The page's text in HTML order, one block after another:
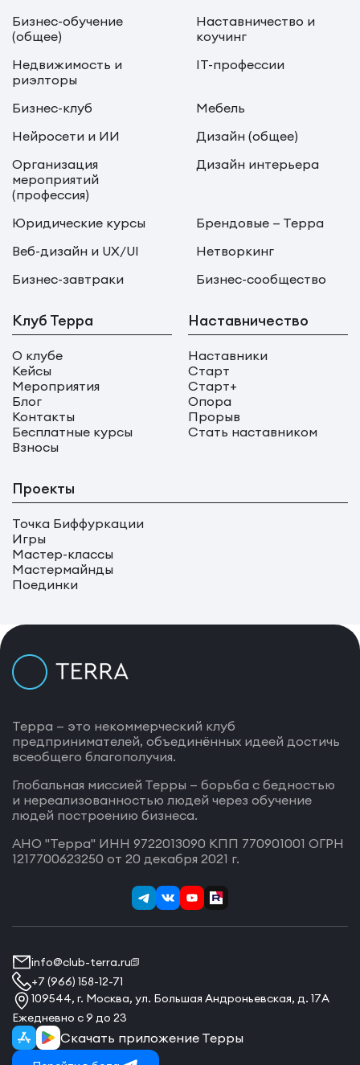
Бизнес-обучение
(общее)
Наставничество и
коучинг
Недвижимость и
риэлторы
IT-профессии
Бизнес-клуб
Мебель
Нейросети и ИИ
Дизайн (общее)
Организация
мероприятий
(профессия)
Дизайн интерьера
Юридические курсы
Брендовые — Терра
Веб-дизайн и UX/UI
Нетворкинг
Бизнес-завтраки
Бизнес-сообщество
Клуб Терра
О клубе
Кейсы
Мероприятия
Блог
Контакты
Бесплатные курсы
Взносы
Наставничество
Наставники
Старт
Старт+
Опора
Прорыв
Стать наставником
Проекты
Точка Биффуркации
Игры
Мастер-классы
Мастермайнды
Поединки
Терра — это некоммерческий клуб
предпринимателей, объединённых идеей достичь
всеобщего благополучия.
Глобальная миссией Терры — борьба с бедностью
и нереализованностью людей через обучение
людей построению бизнеса.
АНО "Терра" ИНН 9722013090 КПП 770901001 ОГРН
1217700623250 от 20 декабря 2021 г.
info@club-terra.ru
+7 (966) 158-12-71
109544, г. Москва, ул. Большая Андроньевская, д. 17А
Ежедневно с 9 до 23
Скачать приложение Терры